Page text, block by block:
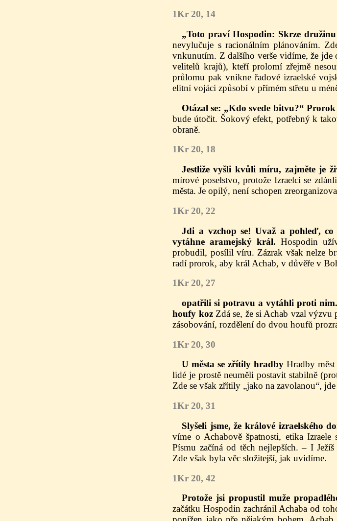
1Kr 20, 14
„Toto praví Hospodin: Skrze
nevylučuje s racionálním plánováním.
vnkunutím. Z dalšího verše vidíme, že
velitelů krajů), kteří prolomí zřejmě
průlomu pak vnikne řadové izraelské
elitní vojáci způsobí v přímém střetu u
Otázal se: „Kdo svede bitvu?“
bude útočit. Šokový efekt, potřebný k
obraně.
1Kr 20, 18
Jestliže vyšli kvůli míru, zajměte je
mírové poselstvo, protože Izraelci se
města. Je opilý, není schopen
1Kr 20, 22
Jdi a vzchop se! Uvaž a pohleď,
vytáhne aramejský král. Hospodin
probudil, posílil víru. Zázrak však nelze
radí prorok, aby král Achab, v důvěře v
1Kr 20, 27
opatřili si potravu a vytáhli proti
houfy kozZdá se, že si Achab vzal výzvu
zásobování, rozdělení do dvou houfů
1Kr 20, 30
U města se zřítily hradbyHradby měst
lidé je prostě neuměli postavit stabilně
Zde se však zřítily „jako na zavolanou“,
1Kr 20, 31
Slyšeli jsme, že králové izraelského
víme o Achabově špatnosti, etika
Písmu začíná od těch nejlepších. – I
Zde však byla věc složitejší, jak uvidíme.
1Kr 20, 42
Protože jsi propustil muže
začátku Hospodin zachránil Achaba od